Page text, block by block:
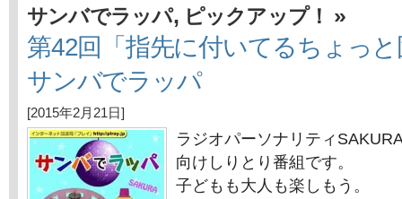
サンバでラッパ, ピックアップ！ »
第42回「指先に付いてるちょっ
サンバでラッパ
[2015年2月21日]
ラジオパーソナリティ
向けしりとり番組です。
子どもも大人も楽しもう。